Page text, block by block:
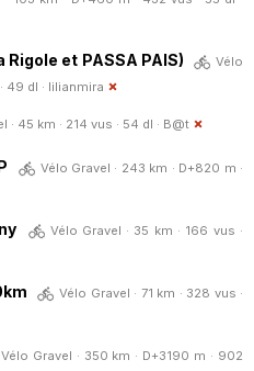
et PASSA PAIS)
Vélo
49 dl · lilianmira
· 45 km · 214 vus · 54 dl · B@t
Vélo Gravel · 243 km · D+820 m ·
Vélo Gravel · 35 km · 166 vus ·
Vélo Gravel · 71 km · 328 vus ·
Vélo Gravel · 350 km · D+3190 m · 902